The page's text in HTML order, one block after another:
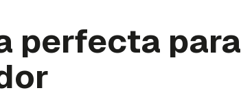
perfecta para